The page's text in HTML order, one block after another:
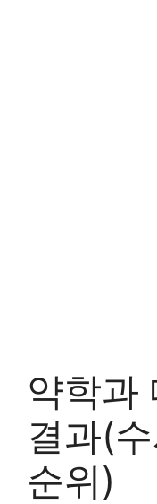
약학과
결과(
순위)